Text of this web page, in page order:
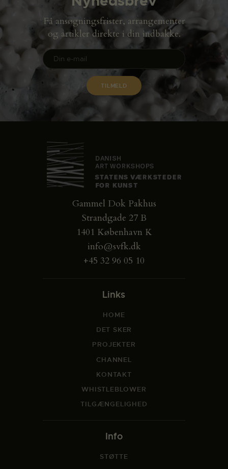
Få ansøgningsfrister, arrangementer
og artikler direkte i din indbakke.
Gammel Dok Pakhus
Strandgade 27 B
1401 København K
info@svfk.dk
+45 32 96 05 10
Links
HOME
DET SKER
PROJEKTER
CHANNEL
KONTAKT
WHISTLEBLOWER
TILGÆNGELIGHED
Info
STØTTE